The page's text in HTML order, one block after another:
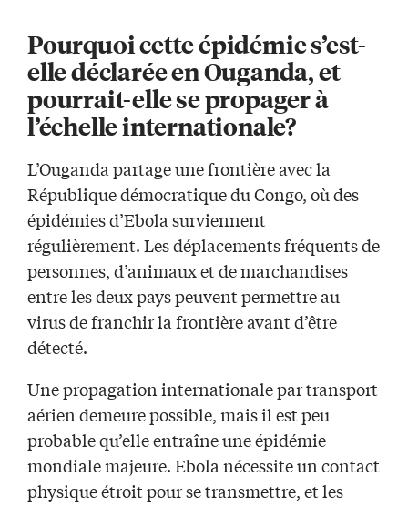
Pourquoi cette épidémie s’est-
elle déclarée en Ouganda, et
pourrait-elle se propager à
l’échelle internationale?
L’Ouganda partage une frontière avec la
République démocratique du Congo, où des
épidémies d’Ebola surviennent
régulièrement. Les déplacements fréquents de
personnes, d’animaux et de marchandises
entre les deux pays peuvent permettre au
virus de franchir la frontière avant d’être
détecté.
Une propagation internationale par transport
aérien demeure possible, mais il est peu
probable qu’elle entraîne une épidémie
mondiale majeure. Ebola nécessite un contact
physique étroit pour se transmettre, et les